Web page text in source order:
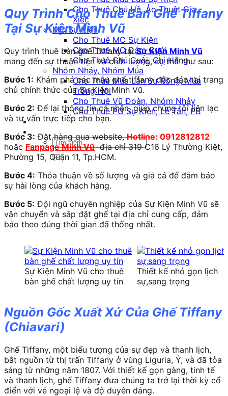
Cho Thuê Chú Hề, Ảo Thuật Gia,
Xiếc
MC Sự Kiện
Cho Thuê MC Sự Kiện
Cho Thuê MC Đám Cưới
Cho Thuê Chú Cuội, Chị Hằng
Nhóm Nhảy, Nhóm Múa
Cho Thuê Múa Lân Sư Rồng, Múa
Trống Hội
Cho Thuê Vũ Đoàn, Nhóm Nhảy
Cho Thuê PG Sự Kiện, Lễ Tân, PB
Tin tức
Quy Trình Cho Thuê Bàn Ghế Tiffany
Tại Sự Kiện Minh Vũ
Quy trình thuê bàn ghế Tiffany tạiSự Kiện Minh Vũ
mang đến sự thuận tiện và chất lượng, cụ thể như sau:
Bước 1: Khám phá các mẫu ghế tiffany độc đáo tại trang
chủ chính thức của Sự Kiện Minh Vũ.
Bước 2: Để lại thông tin cá nhân, giúp chúng tôi liên lạc
và tư vấn trực tiếp cho bạn.
Bước 3: Đặt hàng qua website,Hotline: 0912812812
hoặc Fanpage Minh Vũđịa chỉ 319 C16 Lý Thường Kiệt,
Phường 15, Quận 11, Tp.HCM.
Bước 4: Thỏa thuận về số lượng và giá cả để đảm bảo
sự hài lòng của khách hàng.
Bước 5: Đội ngũ chuyên nghiệp của Sự Kiện Minh Vũ sẽ
vận chuyển và sắp đặt ghế tại địa chỉ cung cấp, đảm
bảo theo đúng thời gian đã thống nhất.
Sự Kiện Minh Vũ cho thuê
bàn ghế chất lượng uy tín
Thiết kế nhỏ gọn lịch
sự,sang trọng
Nguồn Gốc Xuất Xứ Của Ghế Tiffany
(Chiavari)
Ghế Tiffany, một biểu tượng của sự đẹp và thanh lịch,
bắt nguồn từ thị trấn Tiffany ở vùng Liguria, Ý, và đã tỏa
sáng từ những năm 1807. Với thiết kế gọn gàng, tinh tế
và thanh lịch, ghế Tiffany đưa chúng ta trở lại thời kỳ cổ
điển với vẻ ngoại lệ và độ duyên dáng.